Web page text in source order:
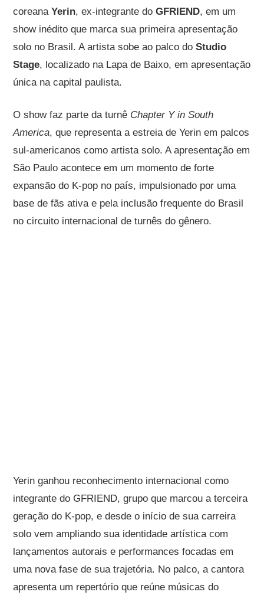
coreanaYerin, ex-integrante doGFRIEND, em um
show inédito que marca sua primeira apresentação
solo no Brasil. A artista sobe ao palco doStudio
Stage, localizado na Lapa de Baixo, em apresentação
única na capital paulista.
O show faz parte da turnê Chapter Y in South
America, que representa a estreia de Yerin em palcos
sul-americanos como artista solo. A apresentação em
São Paulo acontece em um momento de forte
expansão do K-pop no país, impulsionado por uma
base de fãs ativa e pela inclusão frequente do Brasil
no circuito internacional de turnês do gênero.
Yerin ganhou reconhecimento internacional como
integrante do GFRIEND, grupo que marcou a terceira
geração do K-pop, e desde o início de sua carreira
solo vem ampliando sua identidade artística com
lançamentos autorais e performances focadas em
uma nova fase de sua trajetória. No palco, a cantora
apresenta um repertório que reúne músicas do